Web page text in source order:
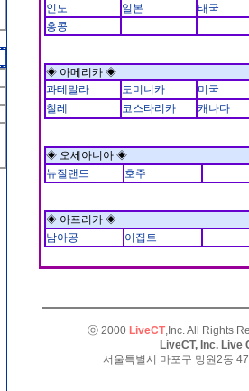
인도
일본
태국
홍콩
◈ 아메리카 ◈
과테말라
도미니카
미국
칠레
코스타리카 캐나다
◈ 오세아니아 ◈
뉴질랜드
호주
◈ 아프리카 ◈
남아공
이집트
ⓒ 2000 LiveCT,Inc. All Rights
LiveCT, Inc. Live
서울특별시 마포구 망원2동